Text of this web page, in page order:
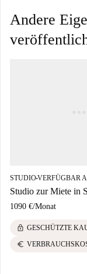
Andere
STUDIO■VERFÜGBAR
Studio zur Miete in
1090 €/Monat
lock GESCHÜTZTE
euro